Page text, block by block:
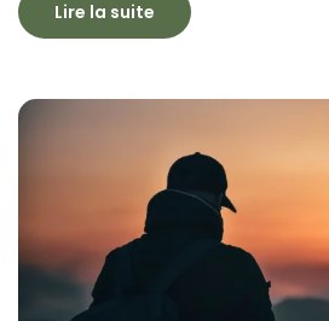
Lire la suite